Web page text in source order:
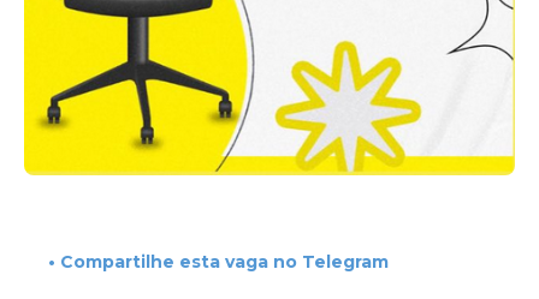
• Compartilhe esta vaga no Telegram